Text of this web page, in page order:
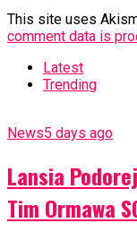
This site uses
comment data is
Latest
Trending
News5 days ago
Lansia
Tim Ormawa